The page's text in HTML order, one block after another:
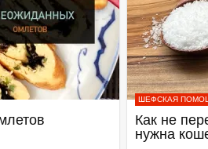
ШЕФСКАЯ
Как не
нужна